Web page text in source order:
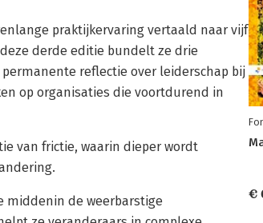
praktijkervaring vertaald naar vijf
derde editie bundelt ze drie
reflectie over leiderschap bij
op organisaties die voortdurend in
van frictie, waarin dieper wordt
middenin de weerbarstige
€